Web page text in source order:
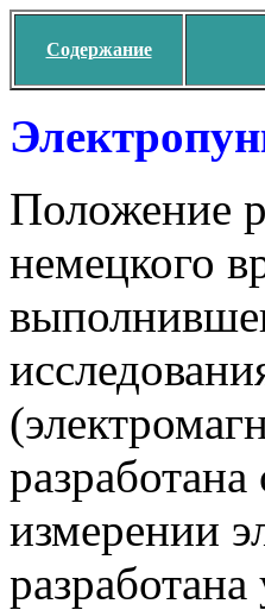
Содержание
Положение
немецкого
измерении